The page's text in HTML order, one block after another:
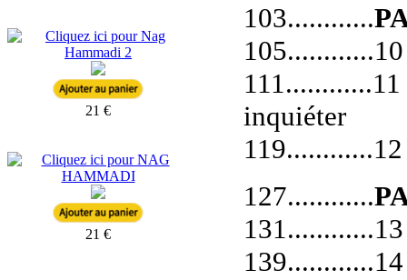
21 €
21 €
103............
inquiéter
127............